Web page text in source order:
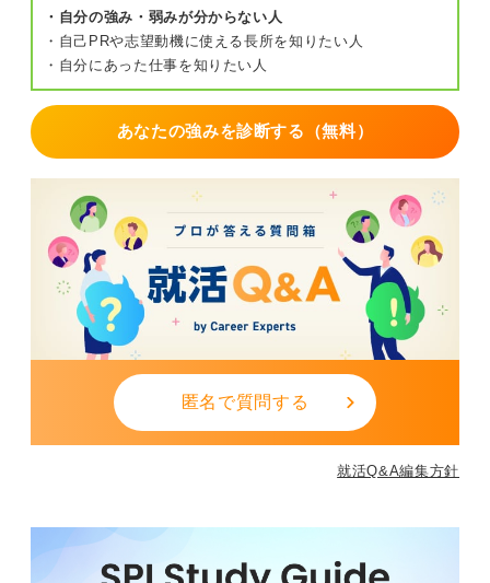
・自分の強み・弱みが分からない人
・自己PRや志望動機に使える長所を知りたい人
・自分にあった仕事を知りたい人
あなたの強みを診断する（無料）
匿名で質問する
就活Q&A編集方針